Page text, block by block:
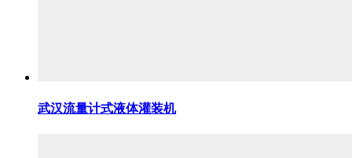
武汉流量计式液体灌装机